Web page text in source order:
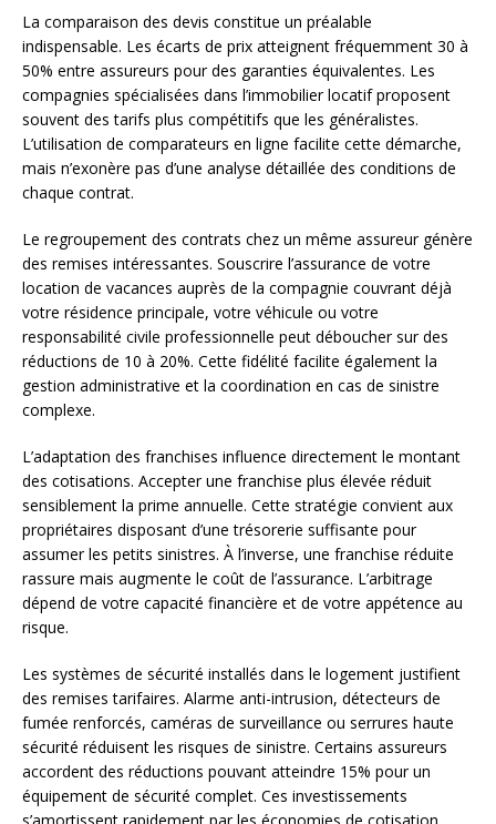
La comparaison des devis constitue un préalable
indispensable. Les écarts de prix atteignent fréquemment 30 à
50% entre assureurs pour des garanties équivalentes. Les
compagnies spécialisées dans l’immobilier locatif proposent
souvent des tarifs plus compétitifs que les généralistes.
L’utilisation de comparateurs en ligne facilite cette démarche,
mais n’exonère pas d’une analyse détaillée des conditions de
chaque contrat.
Le regroupement des contrats chez un même assureur génère
des remises intéressantes. Souscrire l’assurance de votre
location de vacances auprès de la compagnie couvrant déjà
votre résidence principale, votre véhicule ou votre
responsabilité civile professionnelle peut déboucher sur des
réductions de 10 à 20%. Cette fidélité facilite également la
gestion administrative et la coordination en cas de sinistre
complexe.
L’adaptation des franchises influence directement le montant
des cotisations. Accepter une franchise plus élevée réduit
sensiblement la prime annuelle. Cette stratégie convient aux
propriétaires disposant d’une trésorerie suffisante pour
assumer les petits sinistres. À l’inverse, une franchise réduite
rassure mais augmente le coût de l’assurance. L’arbitrage
dépend de votre capacité financière et de votre appétence au
risque.
Les systèmes de sécurité installés dans le logement justifient
des remises tarifaires. Alarme anti-intrusion, détecteurs de
fumée renforcés, caméras de surveillance ou serrures haute
sécurité réduisent les risques de sinistre. Certains assureurs
accordent des réductions pouvant atteindre 15% pour un
équipement de sécurité complet. Ces investissements